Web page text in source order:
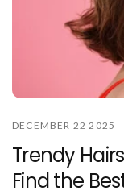
DECEMBER 22 2025
Trendy
Find the